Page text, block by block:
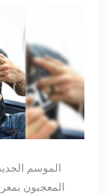
الموسم
المعجبون